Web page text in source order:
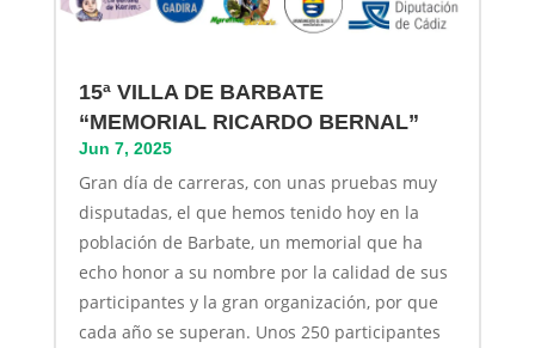
15ª VILLA DE BARBATE
“MEMORIAL RICARDO BERNAL”
Jun 7, 2025
Gran día de carreras, con unas pruebas muy
disputadas, el que hemos tenido hoy en la
población de Barbate, un memorial que ha
echo honor a su nombre por la calidad de sus
participantes y la gran organización, por que
cada año se superan. Unos 250 participantes